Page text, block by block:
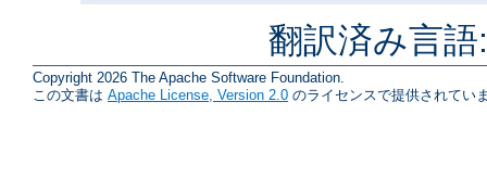
翻訳済み言
Copyright 2026 The Apache Software Foundation.
この文書は Apache License, Version 2.0 のライセンスで提供されてい